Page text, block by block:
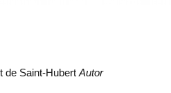
de Saint-Hubert Autor